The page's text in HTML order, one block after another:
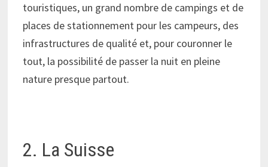
touristiques, un grand nombre de campings et de
places de stationnement pour les campeurs, des
infrastructures de qualité et, pour couronner le
tout, la possibilité de passer la nuit en pleine
nature presque partout.
2. La Suisse